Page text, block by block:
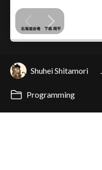
Shuhei Shitamori
Programming